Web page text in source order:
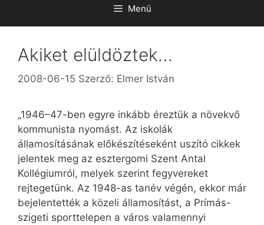
Menü
Akiket elüldöztek…
2008-06-15 Szerző: Elmer István
„1946–47-ben egyre inkább éreztük a növekvő
kommunista nyomást. Az iskolák
államosításának előkészítéseként uszító cikkek
jelentek meg az esztergomi Szent Antal
Kollégiumról, melyek szerint fegyvereket
rejtegetünk. Az 1948-as tanév végén, ekkor már
bejelentették a közeli államosítást, a Prímás-
szigeti sporttelepen a város valamennyi